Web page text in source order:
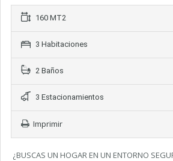
160 MT2
3 Habitaciones
2 Baños
3 Estacionamientos
Imprimir
¿BUSCAS UN HOGAR EN UN ENTORNO